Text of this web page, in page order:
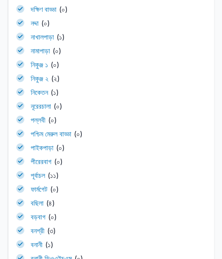
দক্ষিণ বাড্ডা (০)
নদ্দা (০)
নাখালপাড়া (১)
নামাপাড়া (০)
নিকুঞ্জ ১ (০)
নিকুঞ্জ ২ (২)
নিকেতন (১)
নূরেরচালা (০)
পল্লবী (০)
পশ্চিম মেরুল বাড্ডা (০)
পাইকপাড়া (০)
পীরেরবাগ (০)
পূর্বাচল (১১)
ফার্মগেট (০)
বছিলা (৪)
বড়বাগ (০)
বনশ্রী (৩)
বনানী (১)